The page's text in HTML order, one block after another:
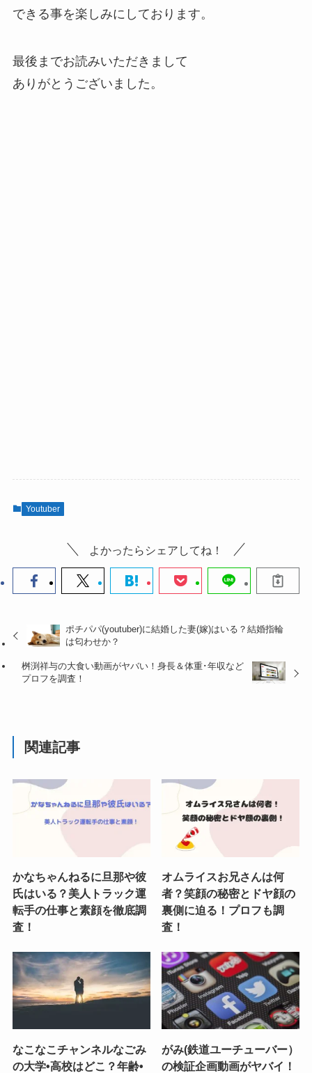
できる事を楽しみにしております。
最後までお読みいただきまして
ありがとうございました。
Youtuber
よかったらシェアしてね！
ポチパパ(youtuber)に結婚した妻(嫁)はいる？結婚指輪
は匂わせか？
桝渕祥与の大食い動画がヤバい！身長＆体重･年収など
プロフを調査！
関連記事
かなちゃんねるに旦那や彼
氏はいる？美人トラック運
転手の仕事と素顔を徹底調
査！
オムライスお兄さんは何
者？笑顔の秘密とドヤ顔の
裏側に迫る！プロフも調
査！
なこなこチャンネルなごみ
の大学•高校はどこ？年齢•
がみ(鉄道ユーチューバー）
の検証企画動画がヤバイ！